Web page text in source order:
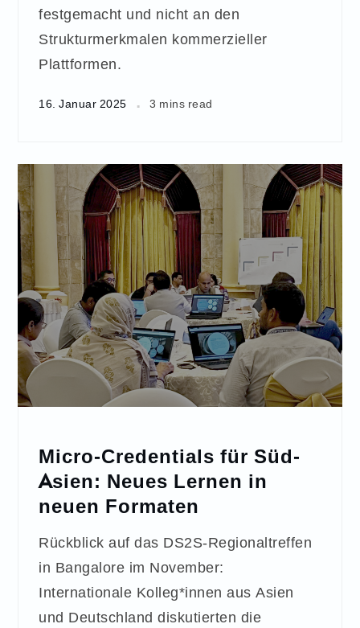
festgemacht und nicht an den
Strukturmerkmalen kommerzieller
Plattformen.
16. Januar 2025 3 mins read
Micro-Credentials für Süd-
Asien: Neues Lernen in
neuen Formaten
Rückblick auf das DS2S-Regionaltreffen
in Bangalore im November:
Internationale Kolleg*innen aus Asien
und Deutschland diskutierten die